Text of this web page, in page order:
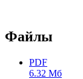
Файлы
PDF
6.32 Мб